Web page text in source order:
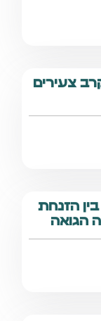
צעירים
הזנחת
הגואה